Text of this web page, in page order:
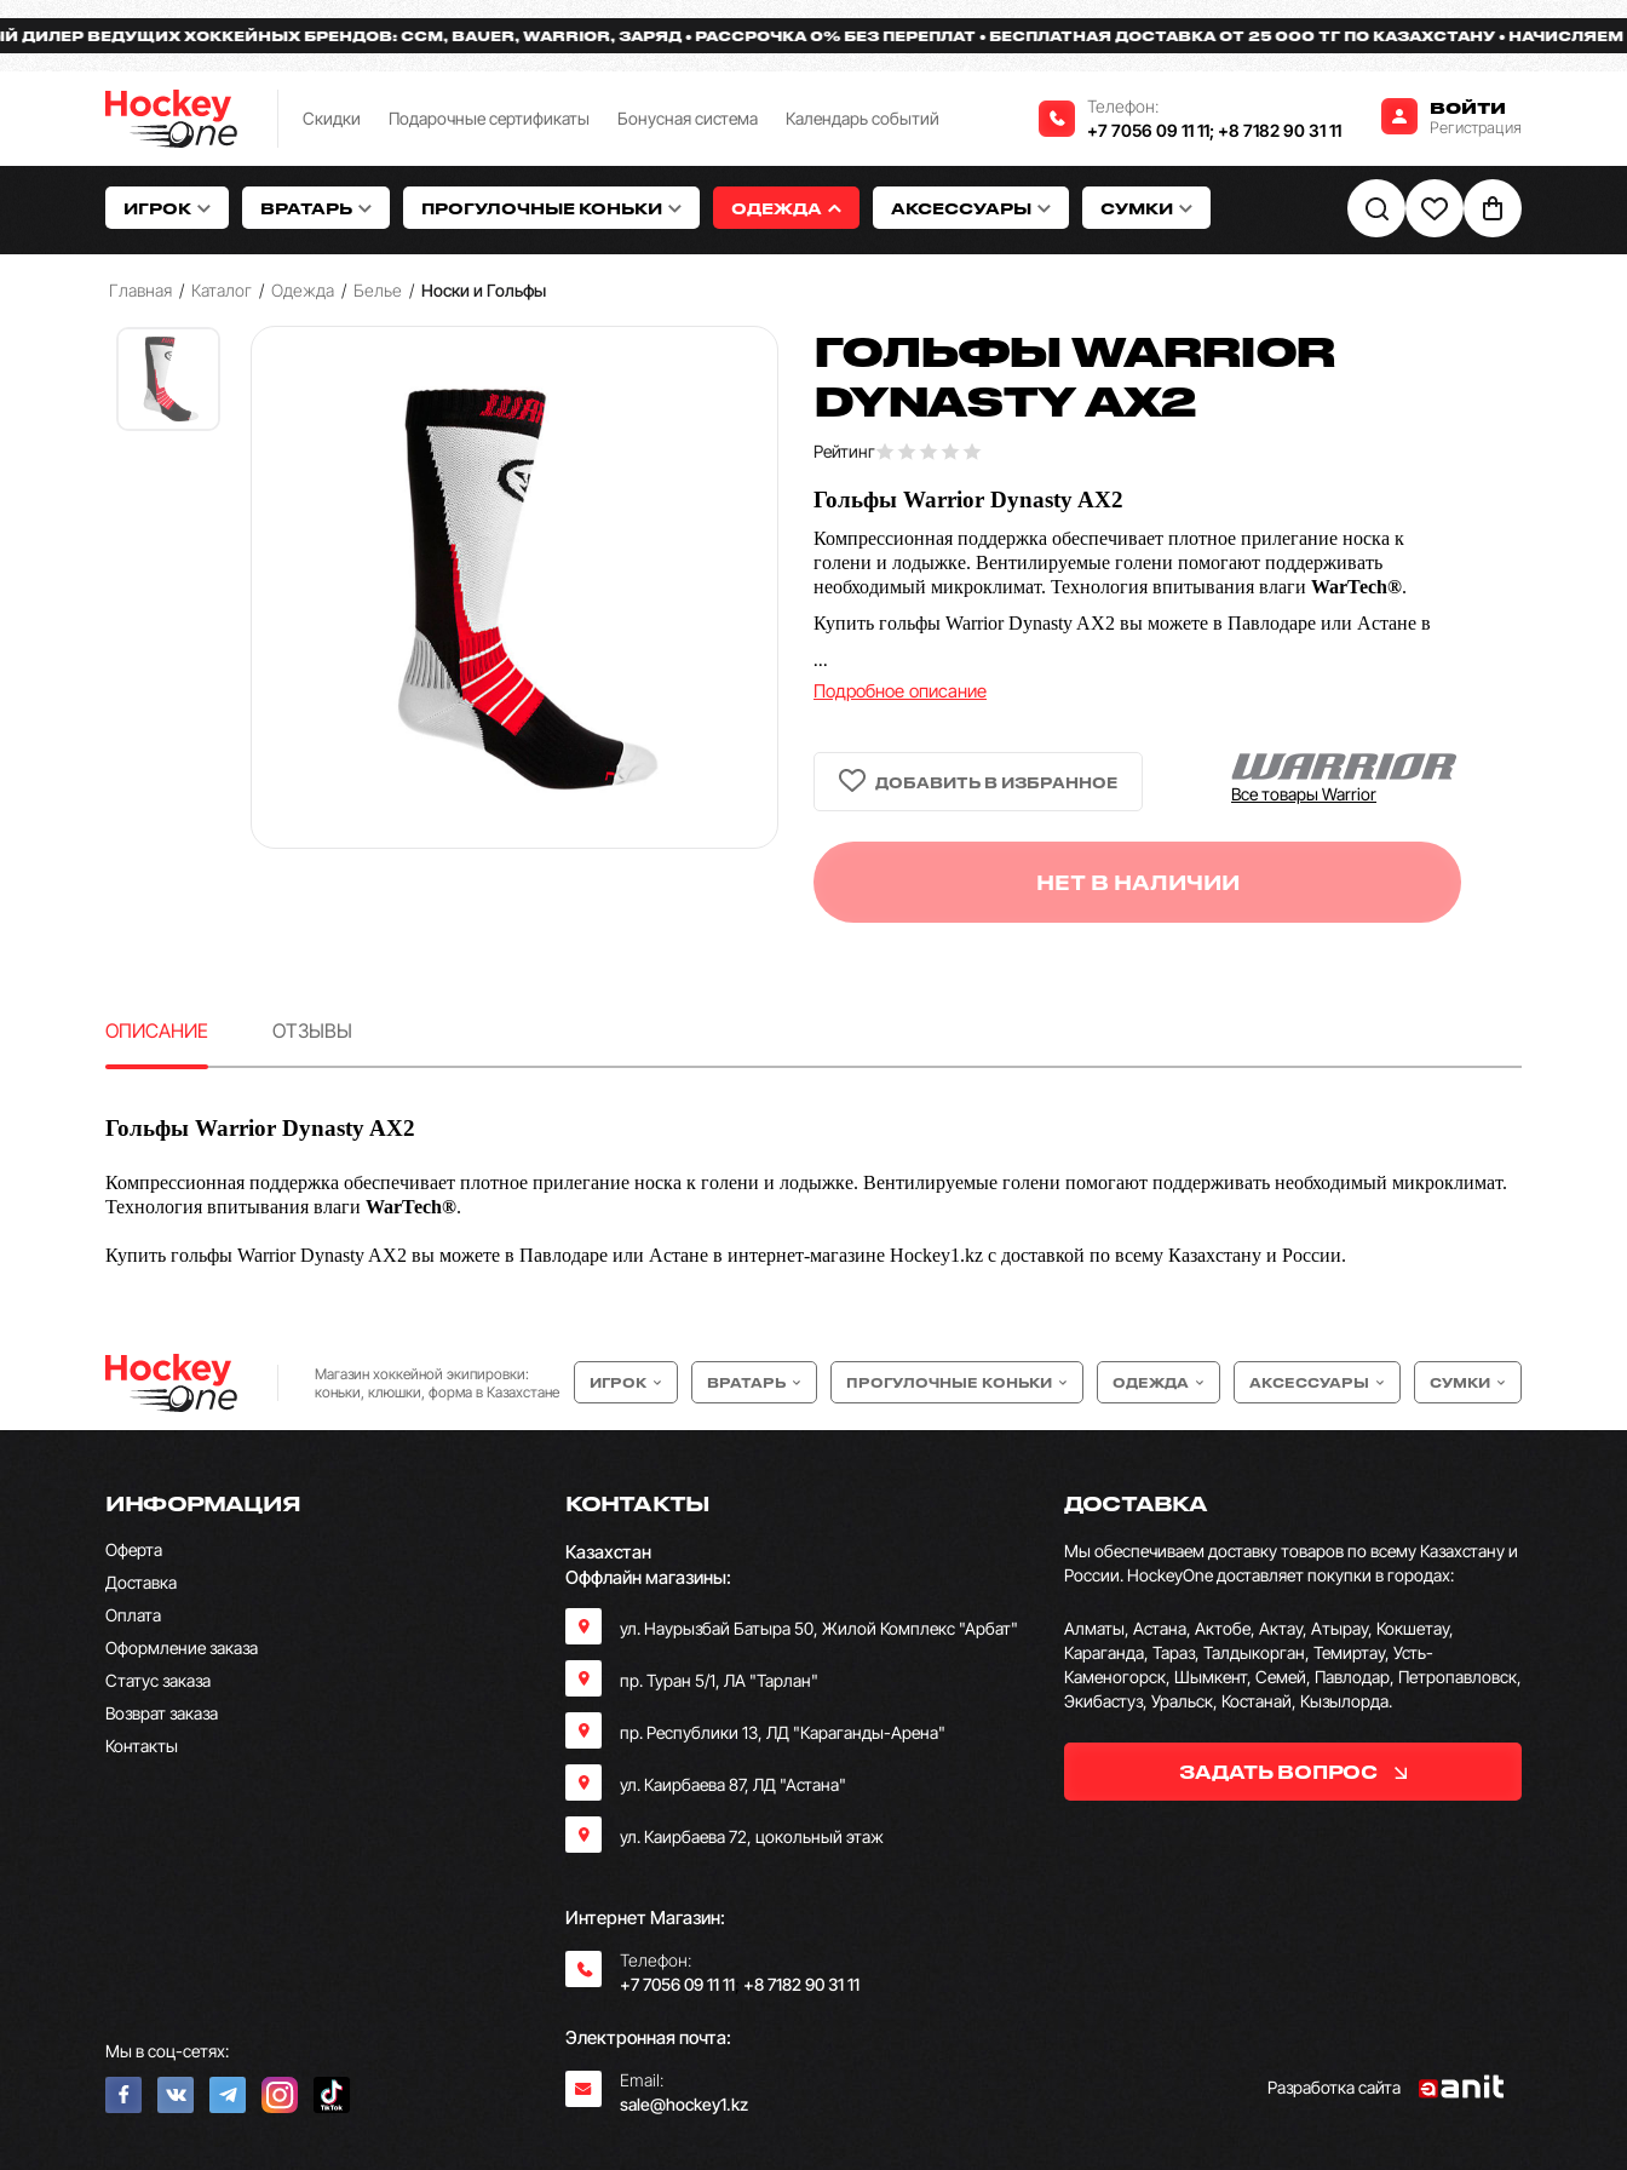
ВЕДУЩИХ ХОККЕЙНЫХ БРЕНДОВ: CCM, BAUER, WARRIOR, ЗАРЯД РАССРОЧКА 0% БЕЗ ПЕРЕПЛАТ БЕСПЛАТНАЯ ДОСТАВКА ОТ 25 000 ТГ ПО КАЗАХСТАНУ НАЧИСЛЯЕМ
Скидки Подарочные сертификаты Бонусная система Календарь событий
Телефон:
+7 7056 09 11 11; +8 7182 90 31 11
ВОЙТИ
Регистрация
ИГРОК ВРАТАРЬ ПРОГУЛОЧНЫЕ КОНЬКИ ОДЕЖДА АКСЕССУАРЫ СУМКИ
Главная / Каталог / Одежда / Белье / Носки и Гольфы
ГОЛЬФЫ WARRIOR
DYNASTY AX2
Рейтинг
Гольфы Warrior Dynasty AX2
Компрессионная поддержка обеспечивает плотное прилегание носка к
голени и лодыжке. Вентилируемые голени помогают поддерживать
необходимый микроклимат. Технология впитывания влаги WarTech®.
Купить гольфы Warrior Dynasty AX2 вы можете в Павлодаре или Астане в
...
Подробное описание
Все товары Warrior
НЕТ В НАЛИЧИИ
ОПИСАНИЕ ОТЗЫВЫ
Гольфы Warrior Dynasty AX2
Компрессионная поддержка обеспечивает плотное прилегание носка к голени и лодыжке. Вентилируемые голени помогают поддерживать необходимый микроклимат.
Технология впитывания влаги WarTech®.
Купить гольфы Warrior Dynasty AX2 вы можете в Павлодаре или Астане в интернет-магазине Hockey1.kz с доставкой по всему Казахстану и России.
Магазин хоккейной экипировки:
коньки, клюшки, форма в Казахстане
ИГРОК ВРАТАРЬ ПРОГУЛОЧНЫЕ КОНЬКИ ОДЕЖДА АКСЕССУАРЫ СУМКИ
ИНФОРМАЦИЯ
Оферта
Доставка
Оплата
Оформление заказа
Статус заказа
Возврат заказа
Контакты
Мы в соц-сетях:
КОНТАКТЫ
Казахстан
Оффлайн магазины:
ул. Наурызбай Батыра 50, Жилой Комплекс "Арбат"
пр. Туран 5/1, ЛА "Тарлан"
пр. Республики 13, ​ЛД "Караганды-Арена"
ул. Каирбаева 87, ЛД "Астана"
ул. Каирбаева 72, цокольный этаж
Интернет Магазин:
Телефон:
+7 7056 09 11 11; +8 7182 90 31 11
Электронная почта:
Email:
sale@hockey1.kz
ДОСТАВКА
Мы обеспечиваем доставку товаров по всему Казахстану и
России. HockeyOne доставляет покупки в городах:
Алматы, Астана, Актобе, Актау, Атырау, Кокшетау,
Караганда, Тараз, Талдыкорган, Темиртау, Усть-
Каменогорск, Шымкент, Семей, Павлодар, Петропавловск,
Экибастуз, Уральск, Костанай, Кызылорда.
ЗАДАТЬ ВОПРОС
Разработка сайта